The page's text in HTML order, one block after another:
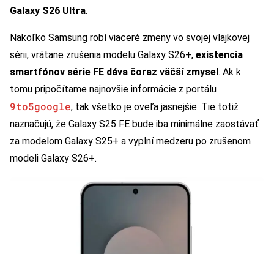
Galaxy S26 Ultra.
Nakoľko Samsung robí viaceré zmeny vo svojej vlajkovej
sérii, vrátane zrušenia modelu Galaxy S26+, existencia
smartfónov série FE dáva čoraz väčší zmysel. Ak k
tomu pripočítame najnovšie informácie z portálu
9to5google, tak všetko je oveľa jasnejšie. Tie totiž
naznačujú, že Galaxy S25 FE bude iba minimálne zaostávať
za modelom Galaxy S25+ a vyplní medzeru po zrušenom
modeli Galaxy S26+.